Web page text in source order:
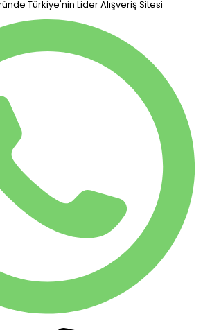
Türkiye'nin Lider Alışveriş Sitesi